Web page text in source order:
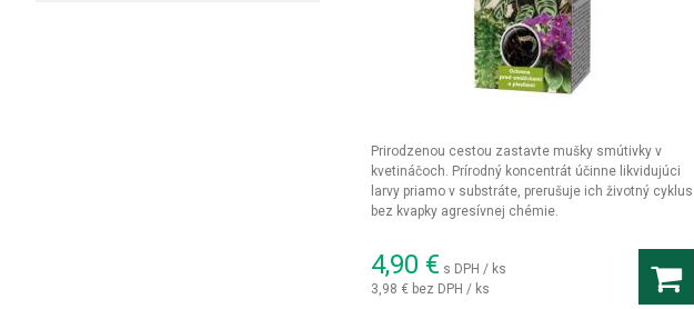
Prirodzenou cestou zastavte mušky smútivky v
kvetináčoch. Prírodný koncentrát účinne likvidujúci
larvy priamo v substráte, prerušuje ich životný cyklus
bez kvapky agresívnej chémie.
4,90 € s DPH / ks
3,98 € bez DPH / ks